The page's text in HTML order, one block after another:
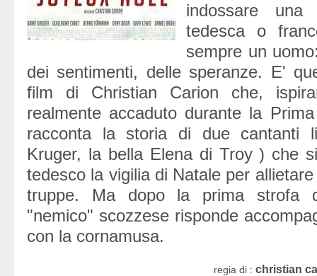
indossare una
tedesca o
sempre un
dei sentimenti, delle speranze. E'
film di Christian Carion che,
realmente accaduto durante la
racconta la storia di due cantanti
Kruger, la bella Elena di Troy ) che
tedesco la vigilia di Natale per
truppe. Ma dopo la prima strofa
"nemico" scozzese risponde
con la cornamusa.
regia di : christian